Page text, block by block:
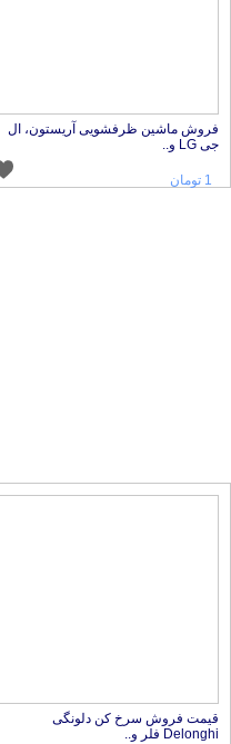
فروش ماشین ظرفشویی آریستون، ال
جی LG و..
قیمت فروش سرخ کن دلونگی
Delonghi فلر و..